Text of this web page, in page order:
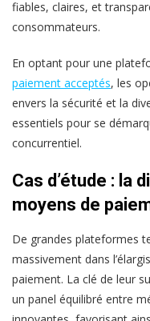
fiables, claires, et
consommateurs.
En optant pour une
paiement acceptés, les
envers la sécurité et la
essentiels pour se
concurrentiel.
Cas d’étude : la
moyens de
De grandes plateformes
massivement dans
paiement. La clé de leur
un panel équilibré entre